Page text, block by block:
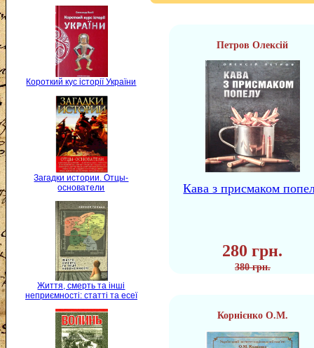
Короткий кус історії України
Загадки истории. Отцы-
основатели
Життя, смерть та інші
неприємності: статті та есеї
Петров Олексій
Кава з присмаком
280 грн.
380 грн.
Корнієнко О.М.